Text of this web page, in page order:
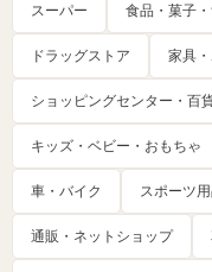
スーパー 食品・菓子
ドラッグストア 家具
ショッピングセンター・百
キッズ・ベビー・おもちゃ
車・バイク スポーツ
通販・ネットショップ